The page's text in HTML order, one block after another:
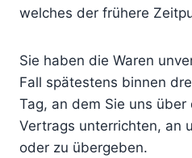
welches der frühere
Sie haben die Waren
Fall spätestens binnen
Tag, an dem Sie uns
Vertrags unterrichten, an
oder zu übergeben.